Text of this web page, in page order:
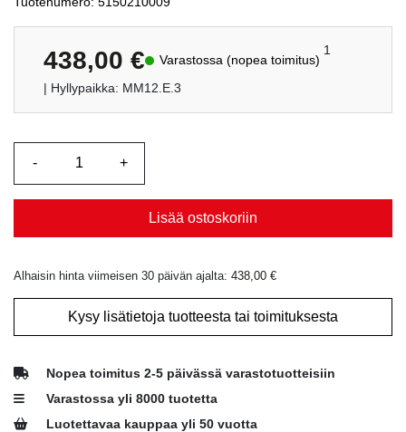
438,00 € Varastossa (nopea toimitus)
1
| Hyllypaikka: MM12.E.3
Lisää ostoskoriin
Alhaisin hinta viimeisen 30 päivän ajalta: 438,00 €
Kysy lisätietoja tuotteesta tai toimituksesta
Nopea toimitus 2-5 päivässä varastotuotteisiin
Varastossa yli 8000 tuotetta
Luotettavaa kauppaa yli 50 vuotta